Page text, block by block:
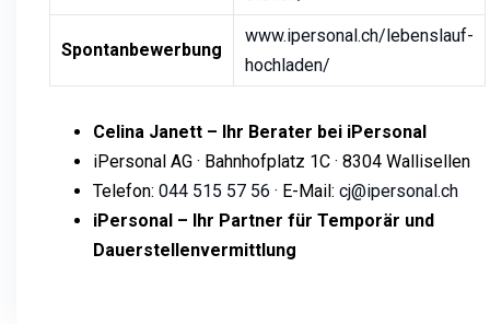
Spontanbewerbung
www.ipersonal.ch/lebenslauf-
hochladen/
Celina Janett – Ihr Berater bei iPersonal
iPersonal AG · Bahnhofplatz 1C · 8304 Wallisellen
Telefon: 044 515 57 56 · E-Mail: cj@ipersonal.ch
iPersonal – Ihr Partner für Temporär und
Dauerstellenvermittlung